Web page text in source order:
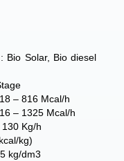
Bio Solar, Bio diesel
– 816 Mcal/h
– 1325 Mcal/h
Kg/h
kg)
kg/dm3